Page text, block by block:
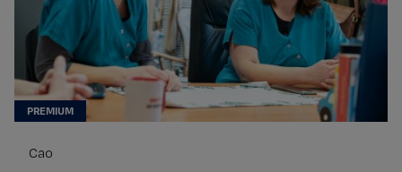
Cao